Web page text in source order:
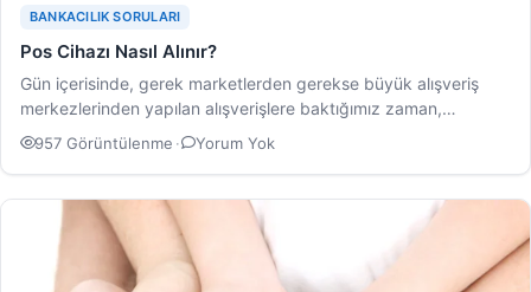
BANKACILIK SORULARI
Pos Cihazı Nasıl Alınır?
Gün içerisinde, gerek marketlerden gerekse büyük alışveriş
merkezlerinden yapılan alışverişlere baktığımız zaman,
ödemelerin büyük bir kısmının…
957 Görüntülenme · Yorum Yok